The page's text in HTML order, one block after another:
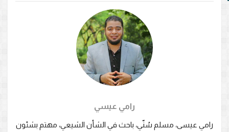
رامي عيسي
رامي عيسى، مسلم سُنّي، باحث في الشأن الشيعي، مهتم بشئون